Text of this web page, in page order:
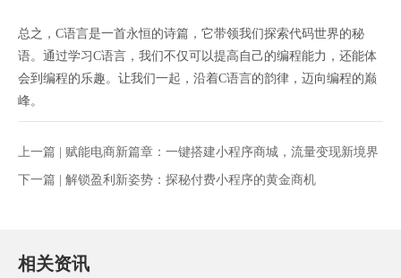
总之，C语言是一首永恒的诗篇，它带领我们探索代码世界的秘
语。通过学习C语言，我们不仅可以提高自己的编程能力，还能体
会到编程的乐趣。让我们一起，沿着C语言的韵律，迈向编程的巅
峰。
上一篇 | 赋能电商新篇章：一键搭建小程序商城，流量变现新境界
下一篇 | 解锁盈利新姿势：探秘付费小程序的黄金商机
相关资讯